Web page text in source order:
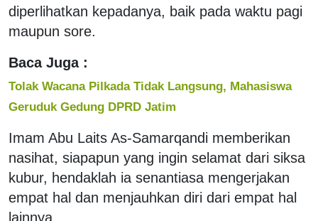
diperlihatkan kepadanya, baik pada waktu pagi
maupun sore.
Baca Juga :
Tolak Wacana Pilkada Tidak Langsung, Mahasiswa
Geruduk Gedung DPRD Jatim
Imam Abu Laits As-Samarqandi memberikan
nasihat, siapapun yang ingin selamat dari siksa
kubur, hendaklah ia senantiasa mengerjakan
empat hal dan menjauhkan diri dari empat hal
lainnya.